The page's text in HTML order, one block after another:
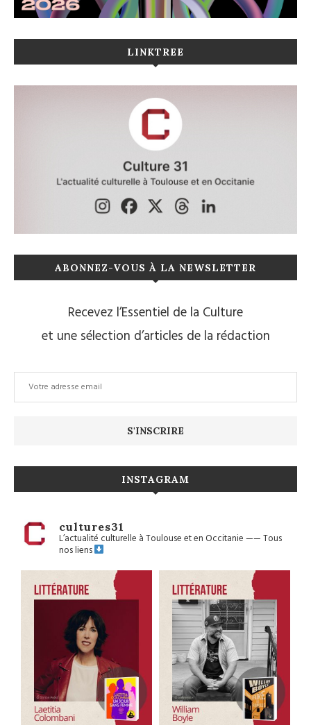
LINKTREE
ABONNEZ-VOUS À LA NEWSLETTER
Recevez l’Essentiel de la Culture
et une sélection d’articles de la rédaction
INSTAGRAM
cultures31
L’actualité culturelle à Toulouse et en Occitanie——Tous
nos liens